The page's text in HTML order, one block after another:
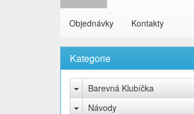
Objednávky Kontakty
Kategorie
Barevná Klubíčka
Návody